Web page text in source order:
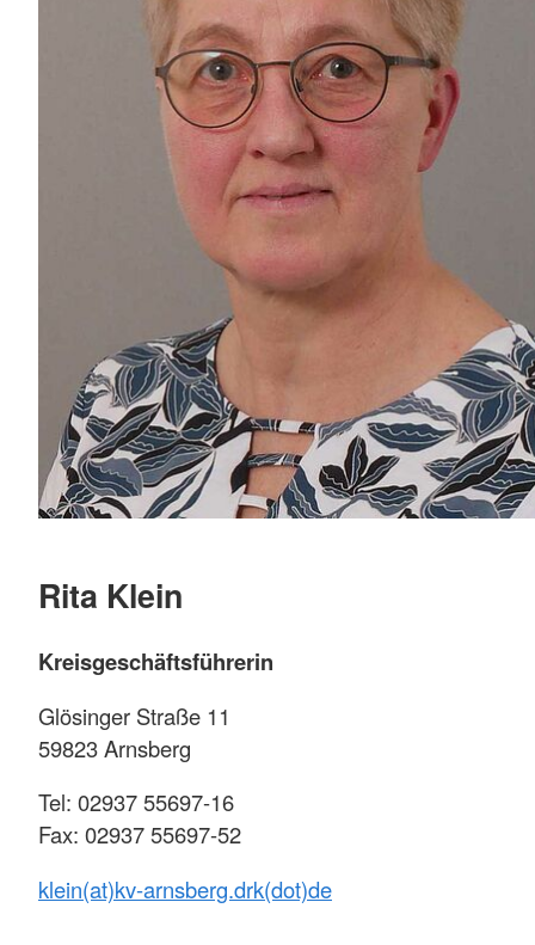
Rita Klein
Kreisgeschäftsführerin
Glösinger Straße 11
59823 Arnsberg
Tel: 02937 55697-16
Fax: 02937 55697-52
klein(at)kv-arnsberg.drk(dot)de